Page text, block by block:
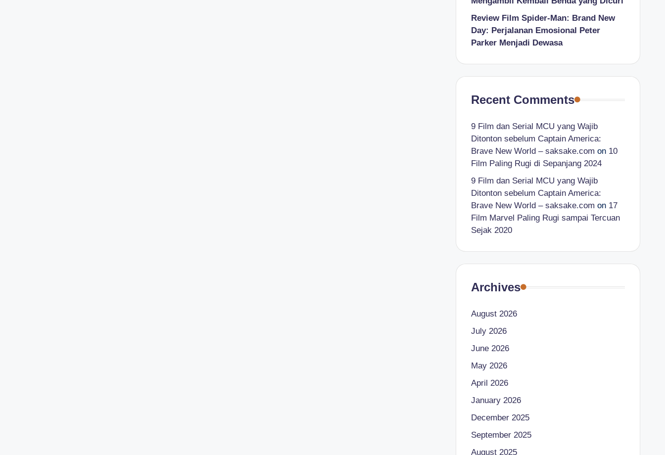
Review Film Spider-Man: Brand New
Day: Perjalanan Emosional Peter
Parker Menjadi Dewasa
Recent Comments
9 Film dan Serial MCU yang Wajib
Ditonton sebelum Captain America:
Brave New World – saksake.com on 10
Film Paling Rugi di Sepanjang 2024
9 Film dan Serial MCU yang Wajib
Ditonton sebelum Captain America:
Brave New World – saksake.com on 17
Film Marvel Paling Rugi sampai Tercuan
Sejak 2020
Archives
August 2026
July 2026
June 2026
May 2026
April 2026
January 2026
December 2025
September 2025
August 2025